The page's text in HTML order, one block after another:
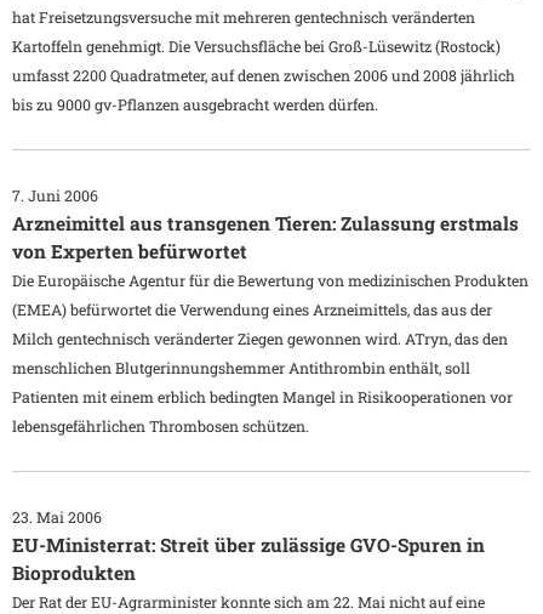
hat Freisetzungsversuche mit mehreren gentechnisch veränderten
Kartoffeln genehmigt. Die Versuchsfläche bei Groß-Lüsewitz (Rostock)
umfasst 2200 Quadratmeter, auf denen zwischen 2006 und 2008 jährlich
bis zu 9000 gv-Pflanzen ausgebracht werden dürfen.
7. Juni 2006
Arzneimittel aus transgenen Tieren: Zulassung erstmals
von Experten befürwortet
Die Europäische Agentur für die Bewertung von medizinischen Produkten
(EMEA) befürwortet die Verwendung eines Arzneimittels, das aus der
Milch gentechnisch veränderter Ziegen gewonnen wird. ATryn, das den
menschlichen Blutgerinnungshemmer Antithrombin enthält, soll
Patienten mit einem erblich bedingten Mangel in Risikooperationen vor
lebensgefährlichen Thrombosen schützen.
23. Mai 2006
EU-Ministerrat: Streit über zulässige GVO-Spuren in
Bioprodukten
Der Rat der EU-Agrarminister konnte sich am 22. Mai nicht auf eine